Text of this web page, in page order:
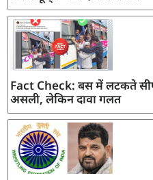
Fact Check: बस में लटकते
असली, लेकिन दावा गलत